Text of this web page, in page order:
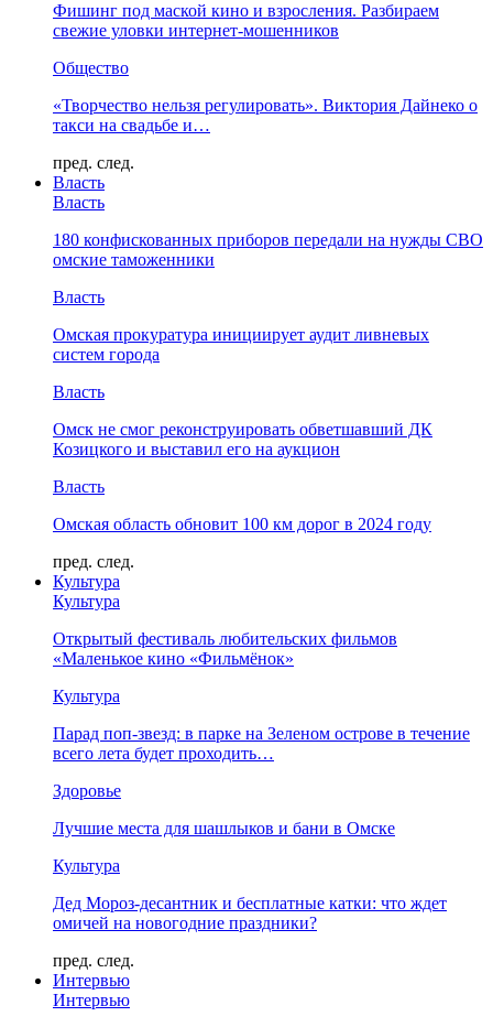
Фишинг под маской кино и взросления. Разбираем
свежие уловки интернет-мошенников
Общество
«Творчество нельзя регулировать». Виктория Дайнеко о
такси на свадьбе и…
пред. след.
Власть
Власть
180 конфискованных приборов передали на нужды СВО
омские таможенники
Власть
Омская прокуратура инициирует аудит ливневых
систем города
Власть
Омск не смог реконструировать обветшавший ДК
Козицкого и выставил его на аукцион
Власть
Омская область обновит 100 км дорог в 2024 году
пред. след.
Культура
Культура
Открытый фестиваль любительских фильмов
«Маленькое кино «Фильмёнок»
Культура
Парад поп-звезд: в парке на Зеленом острове в течение
всего лета будет проходить…
Здоровье
Лучшие места для шашлыков и бани в Омске
Культура
Дед Мороз-десантник и бесплатные катки: что ждет
омичей на новогодние праздники?
пред. след.
Интервью
Интервью